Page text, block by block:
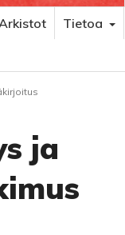
Tietoa
ja